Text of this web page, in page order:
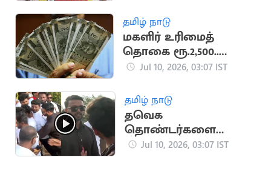
தமிழ் நாடு
மகளிர் உரிமைத்
தொகை ரூ.2,500..
முதலில் யாருக்கு
Jul 10, 2026, 03:07 IST
தமிழ் நாடு
தவெக
தொண்டர்களை
வெளியே தள்ளிய
Jul 10, 2026, 03:07 IST